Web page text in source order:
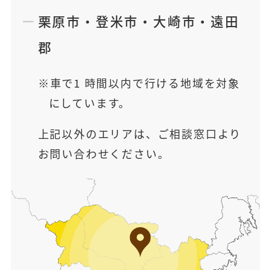
栗原市 ・ 登米市 ・ 大崎市 ・ 遠田
郡
車で1 時間以内で行ける地域を対象
にしています。
上記以外のエリアは、ご相談窓口より
お問い合わせください。